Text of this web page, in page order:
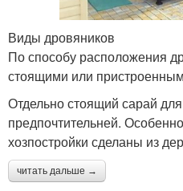
Виды дровяников
По способу расположения
стоящими или
Отдельно стоящий сарай
предпочтительней.
хозпостройки сделаны из
читать дальше →